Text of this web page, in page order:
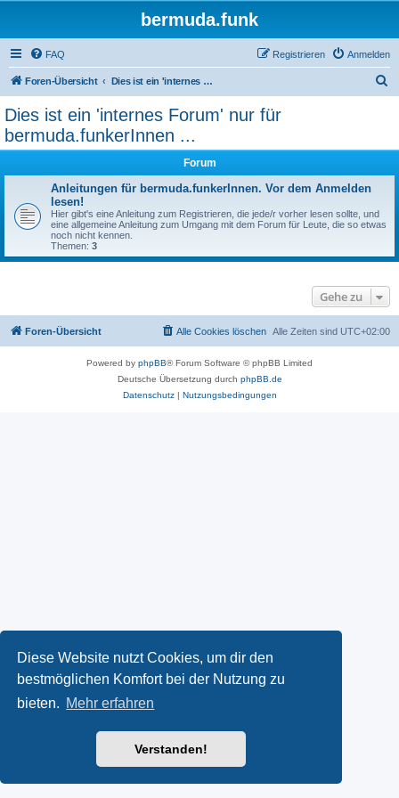
Diese Website nutzt Cookies, um dir den
bestmöglichen Komfort bei der Nutzung zu
bieten. Mehr erfahren
Verstanden!
bermuda.funk
FAQ Anmelden
Registrieren
Foren-Übersicht Dies ist ein 'internes Forum' nur für bermuda.funkerInnen ...
Dies ist ein 'internes Forum' nur für
bermuda.funkerInnen ...
Forum
Anleitungen für bermuda.funkerInnen. Vor dem Anmelden
lesen!
Hier gibt's eine Anleitung zum Registrieren, die jede/r vorher lesen sollte, und
eine allgemeine Anleitung zum Umgang mit dem Forum für Leute, die so etwas
noch nicht kennen.
Themen: 3
Gehe zu
Foren-Übersicht Alle Zeiten sind UTC+02:00
Alle Cookies löschen
Powered by phpBB® Forum Software © phpBB Limited
Deutsche Übersetzung durch phpBB.de
Datenschutz| Nutzungsbedingungen